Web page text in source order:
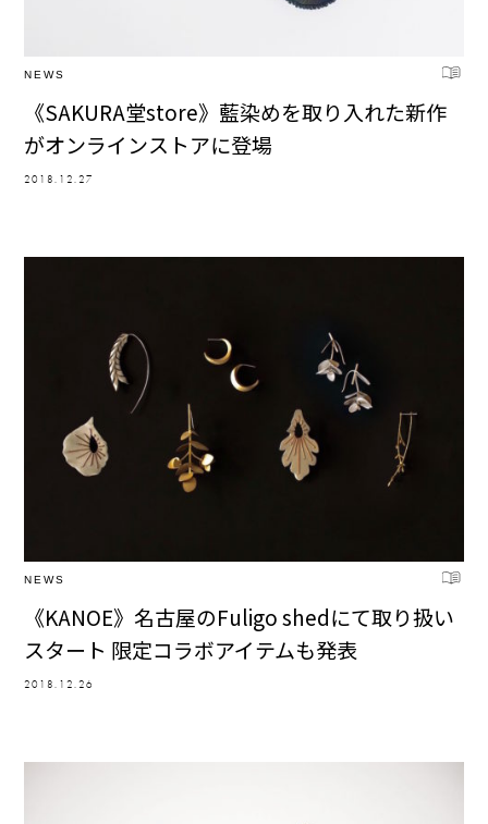
NEWS
《SAKURA堂store》藍染めを取り入れた新作
がオンラインストアに登場
2018.12.27
NEWS
《KANOE》名古屋のFuligo shedにて取り扱い
スタート 限定コラボアイテムも発表
2018.12.26